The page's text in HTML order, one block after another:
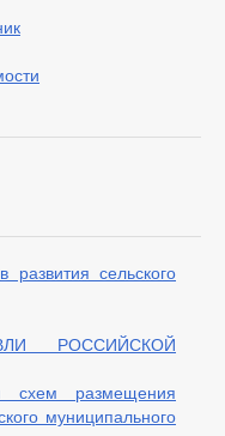
сельского
РОССИЙСКОЙ
схем размещения
муниципального